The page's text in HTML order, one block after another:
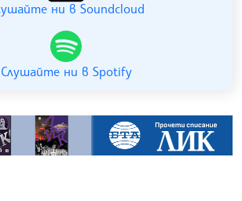
ни в Soundcloud
Слушайте ни в Spotify